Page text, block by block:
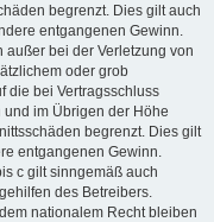
begrenzt. Dies gilt auch
entgangenen Gewinn.
bei der Verletzung von
oder grob
die bei Vertragsschluss
im Übrigen der Höhe
begrenzt. Dies gilt
entgangenen Gewinn.
c gilt sinngemäß auch
des Betreibers.
nationalem Recht bleiben